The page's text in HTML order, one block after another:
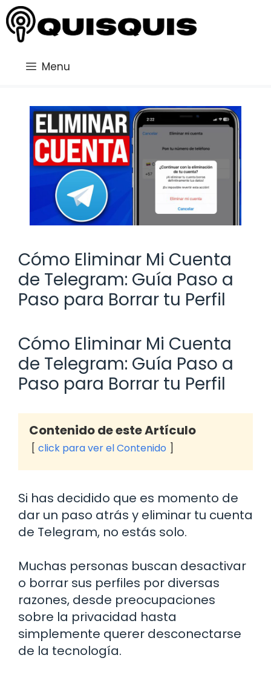
Saltar
al
contenido
Menu
Cómo Eliminar Mi Cuenta
de Telegram: Guía Paso a
Paso para Borrar tu Perfil
Cómo Eliminar Mi Cuenta
de Telegram: Guía Paso a
Paso para Borrar tu Perfil
Contenido de este Artículo
click para ver el Contenido
Si has decidido que es momento de
dar un paso atrás y eliminar tu cuenta
de Telegram, no estás solo.
Muchas personas buscan desactivar
o borrar sus perfiles por diversas
razones, desde preocupaciones
sobre la privacidad hasta
simplemente querer desconectarse
de la tecnología.